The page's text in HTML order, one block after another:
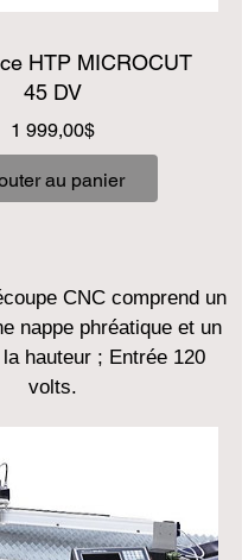
HTP MICROCUT
45 DV
1 999,00$Prix
au panier
CNC comprend un
nappe phréatique et un
hauteur ; Entrée 120
volts.